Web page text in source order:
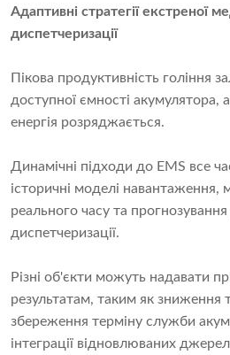
Адаптивні стратегії екстреної
диспетчеризації
Пікова продуктивність гоління
доступної ємності акумулятора,
енергія розряджається.
Динамічні підходи до EMS все
історичні моделі навантаження,
реального часу та
диспетчеризації.
Різні об'єкти можуть надавати
результатам, таким як зниження
збереження терміну служби
інтеграції відновлюваних джерел